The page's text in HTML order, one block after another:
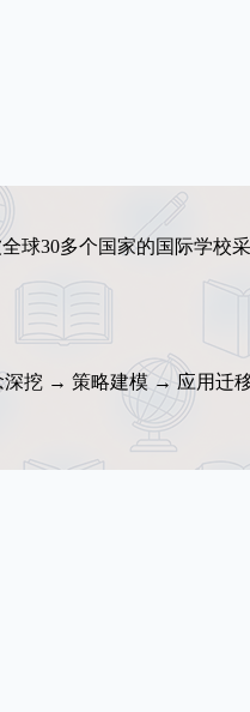
球30多个国家的国际学校
深挖 → 策略建模 → 应用迁